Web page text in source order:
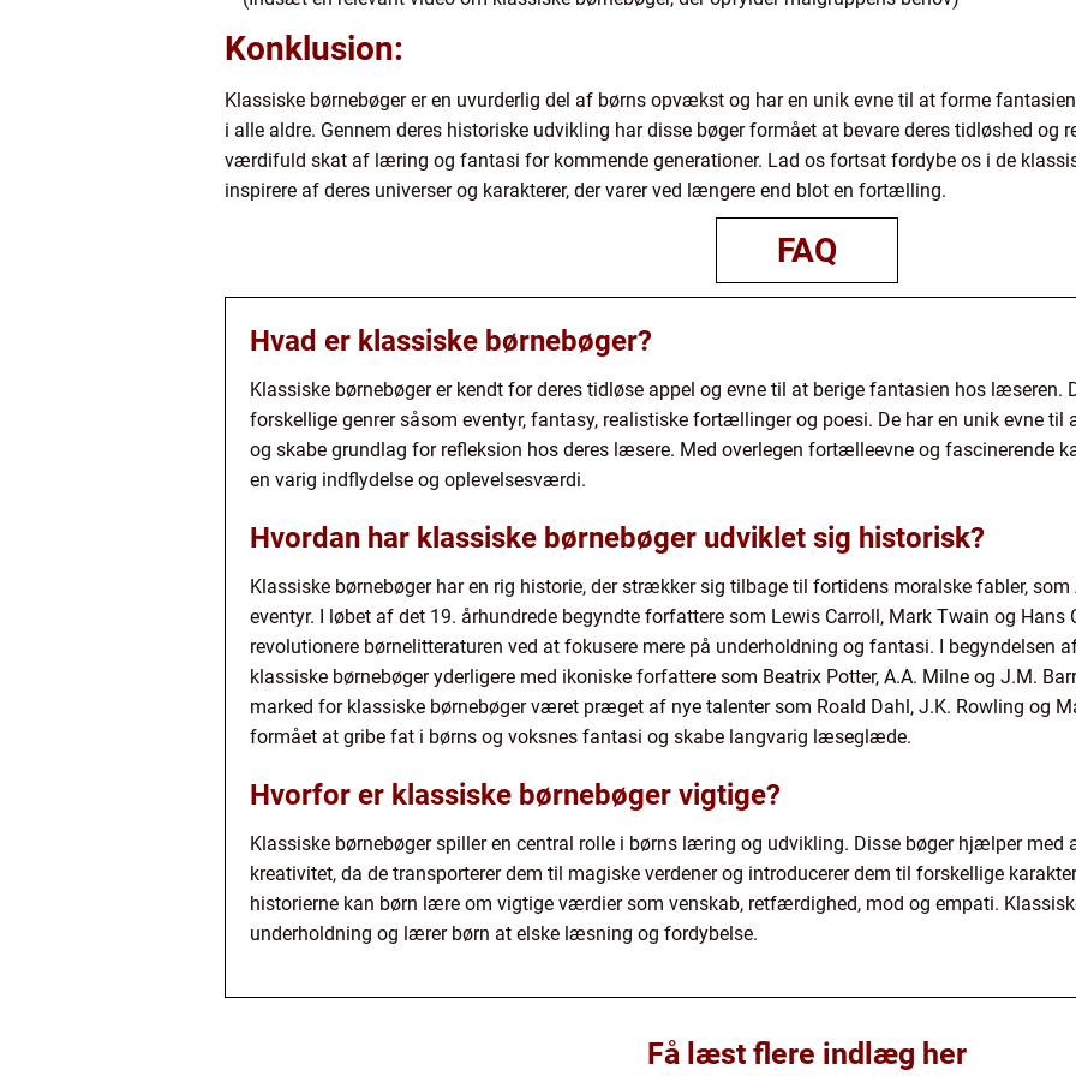
Konklusion:
Klassiske børnebøger er en uvurderlig del af børns opvækst og har en unik evne til at forme
i alle aldre. Gennem deres historiske udvikling har disse bøger formået at bevare deres tidløshed og
værdifuld skat af læring og fantasi for kommende generationer. Lad os fortsat fordybe os i de
inspirere af deres universer og karakterer, der varer ved længere end blot en fortælling.
FAQ
Hvad er klassiske børnebøger?
Klassiske børnebøger er kendt for deres tidløse appel og evne til at berige fantasien hos læseren.
forskellige genrer såsom eventyr, fantasy, realistiske fortællinger og poesi. De har en unik evne
og skabe grundlag for refleksion hos deres læsere. Med overlegen fortælleevne og fascinerende
en varig indflydelse og oplevelsesværdi.
Hvordan har klassiske børnebøger udviklet sig historisk?
Klassiske børnebøger har en rig historie, der strækker sig tilbage til fortidens moralske fabler,
eventyr. I løbet af det 19. århundrede begyndte forfattere som Lewis Carroll, Mark Twain og Hans
revolutionere børnelitteraturen ved at fokusere mere på underholdning og fantasi. I begyndelsen
klassiske børnebøger yderligere med ikoniske forfattere som Beatrix Potter, A.A. Milne og J.M.
marked for klassiske børnebøger været præget af nye talenter som Roald Dahl, J.K. Rowling og
formået at gribe fat i børns og voksnes fantasi og skabe langvarig læseglæde.
Hvorfor er klassiske børnebøger vigtige?
Klassiske børnebøger spiller en central rolle i børns læring og udvikling. Disse bøger hjælper
kreativitet, da de transporterer dem til magiske verdener og introducerer dem til forskellige
historierne kan børn lære om vigtige værdier som venskab, retfærdighed, mod og empati.
underholdning og lærer børn at elske læsning og fordybelse.
Få læst flere indlæg her